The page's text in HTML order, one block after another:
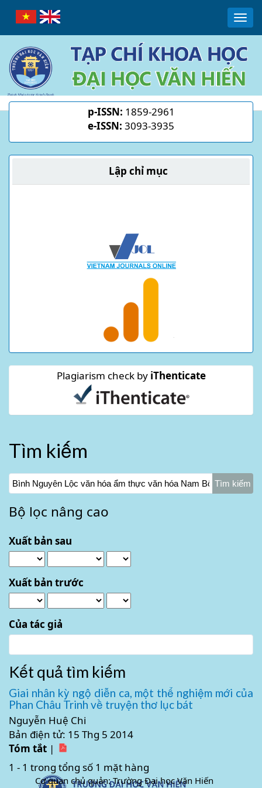
Navigation
Main
Content
Sidebar
p-ISSN: 1859-2961
e-ISSN: 3093-3935
Lập chỉ mục
Plagiarism check byiThenticate
Tìm kiếm
Tìm
kiếm
các
bài
báo
cho
Bộ lọc nâng cao
Xuất bản sau
Xuất bản trước
Của tác giả
Kết quả tìm kiếm
Giai nhân kỳ ngộ diễn ca, một thể nghiệm mới của
Phan Châu Trinh về truyện thơ lục bát
Nguyễn Huệ Chi
Bản điện tử: 15 Thg 5 2014
Tóm tắt |
1 - 1 trong tổng số 1 mặt hàng
Cơ quan chủ quản: Trường Đại học Văn Hiến